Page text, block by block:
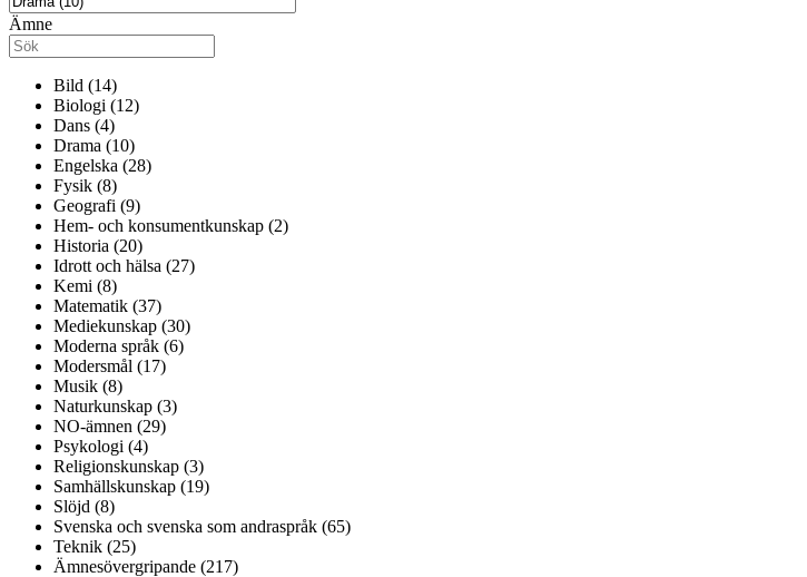
Ämne
Bild (14)
Biologi (12)
Dans (4)
Drama (10)
Engelska (28)
Fysik (8)
Geografi (9)
Hem- och konsumentkunskap (2)
Historia (20)
Idrott och hälsa (27)
Kemi (8)
Matematik (37)
Mediekunskap (30)
Moderna språk (6)
Modersmål (17)
Musik (8)
Naturkunskap (3)
NO-ämnen (29)
Psykologi (4)
Religionskunskap (3)
Samhällskunskap (19)
Slöjd (8)
Svenska och svenska som andraspråk (65)
Teknik (25)
Ämnesövergripande (217)